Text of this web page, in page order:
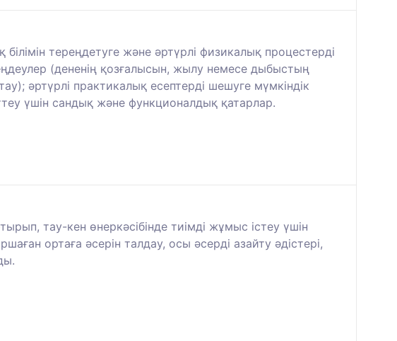
тереңдетуге және әртүрлі физикалық процестерді
(дененің қозғалысын, жылу немесе дыбыстың
әртүрлі практикалық есептерді шешуге мүмкіндік
үшін сандық және функционалдық қатарлар.
тау-кен өнеркәсібінде тиімді жұмыс істеу үшін
ортаға әсерін талдау, осы әсерді азайту әдістері,